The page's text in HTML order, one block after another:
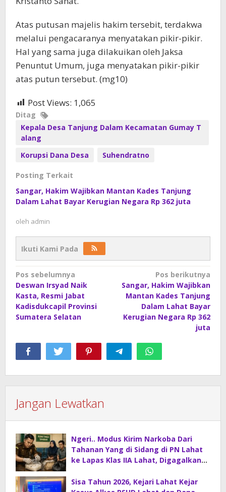
Atas putusan majelis hakim tersebit, terdakwa
melalui pengacaranya menyatakan pikir-pikir.
Hal yang sama juga dilakuikan oleh Jaksa
Penuntut Umum, juga menyatakan pikir-pikir
atas putun tersebut. (mg10)
Post Views: 1,065
Ditag
Kepala Desa Tanjung Dalam Kecamatan Gumay T
alang
Korupsi Dana Desa
Suhendratno
Posting Terkait
Sangar, Hakim Wajibkan Mantan Kades Tanjung
Dalam Lahat Bayar Kerugian Negara Rp 362 juta
oleh admin
Ikuti Kami Pada
Navigasi
pos
Pos sebelumnya
Deswan Irsyad Naik
Kasta, Resmi Jabat
Kadisdukcapil Provinsi
Sumatera Selatan
Pos berikutnya
Sangar, Hakim Wajibkan
Mantan Kades Tanjung
Dalam Lahat Bayar
Kerugian Negara Rp 362
juta
Jangan Lewatkan
Ngeri.. Modus Kirim Narkoba Dari
Tahanan Yang di Sidang di PN Lahat
ke Lapas Klas IIA Lahat, Digagalkan
Sisa Tahun 2026, Kejari Lahat Kejar